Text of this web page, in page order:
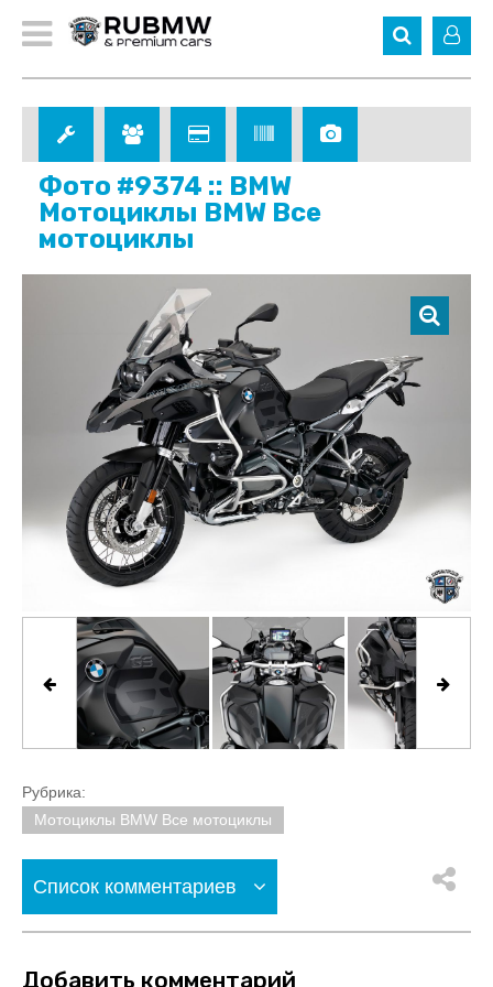
Фото #9374 :: BMW
Мотоциклы BMW Все
мотоциклы
Рубрика:
Мотоциклы BMW Все мотоциклы
Список комментариев
Добавить комментарий